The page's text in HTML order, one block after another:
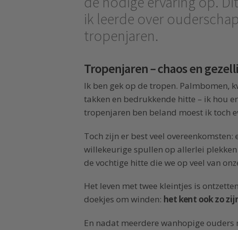
ik leerde over
tropenjaren.
Tropenjaren – chaos en
Ik ben gek op de tropen. Palmbomen,
takken en bedrukkende hitte – ik hou
tropenjaren ben beland moest ik toch
Toch zijn er best veel
willekeurige spullen op allerlei
de vochtige hitte die we op veel van
Het leven met twee kleintjes is
doekjes om winden: het kent ook zo
En nadat meerdere wanhopige ouders